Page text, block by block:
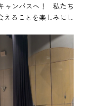
ャンパスへ！ 私たち
えることを楽しみにし